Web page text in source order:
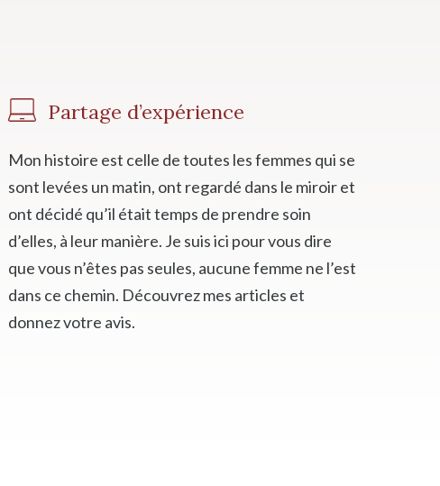
Partage d’expérience
Mon histoire est celle de toutes les femmes qui se
sont levées un matin, ont regardé dans le miroir et
ont décidé qu’il était temps de prendre soin
d’elles, à leur manière. Je suis ici pour vous dire
que vous n’êtes pas seules, aucune femme ne l’est
dans ce chemin. Découvrez mes articles et
donnez votre avis.